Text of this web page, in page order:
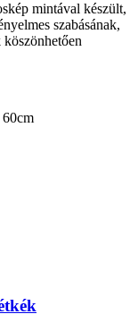
mintával készült,
szabásának,
köszönhetően
60cm